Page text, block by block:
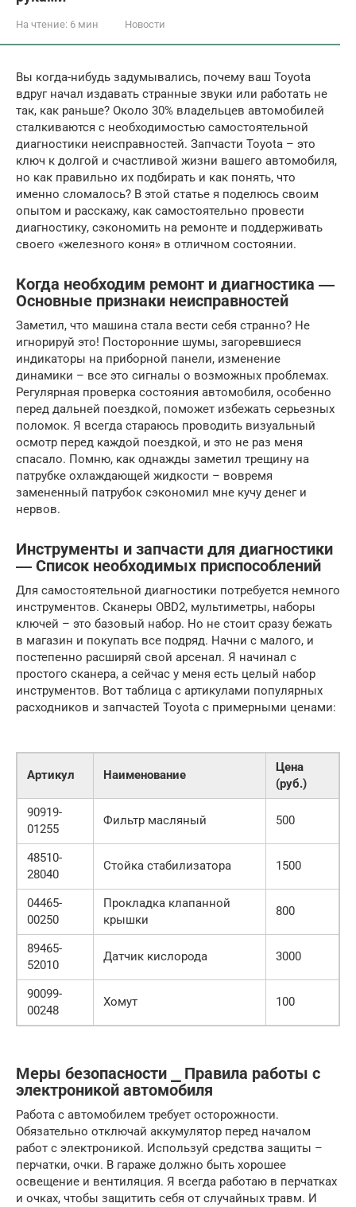
На чтение: 6 мин Новости
Вы когда-нибудь задумывались, почему ваш Toyota
вдруг начал издавать странные звуки или работать не
так, как раньше? Около 30% владельцев автомобилей
сталкиваются с необходимостью самостоятельной
диагностики неисправностей. Запчасти Toyota – это
ключ к долгой и счастливой жизни вашего автомобиля,
но как правильно их подбирать и как понять, что
именно сломалось? В этой статье я поделюсь своим
опытом и расскажу, как самостоятельно провести
диагностику, сэкономить на ремонте и поддерживать
своего «железного коня» в отличном состоянии.
Когда необходим ремонт и диагностика ―
Основные признаки неисправностей
Заметил, что машина стала вести себя странно? Не
игнорируй это! Посторонние шумы, загоревшиеся
индикаторы на приборной панели, изменение
динамики – все это сигналы о возможных проблемах.
Регулярная проверка состояния автомобиля, особенно
перед дальней поездкой, поможет избежать серьезных
поломок. Я всегда стараюсь проводить визуальный
осмотр перед каждой поездкой, и это не раз меня
спасало. Помню, как однажды заметил трещину на
патрубке охлаждающей жидкости – вовремя
замененный патрубок сэкономил мне кучу денег и
нервов.
Инструменты и запчасти для диагностики
― Список необходимых приспособлений
Для самостоятельной диагностики потребуется немного
инструментов. Сканеры OBD2, мультиметры, наборы
ключей – это базовый набор. Но не стоит сразу бежать
в магазин и покупать все подряд. Начни с малого, и
постепенно расширяй свой арсенал. Я начинал с
простого сканера, а сейчас у меня есть целый набор
инструментов. Вот таблица с артикулами популярных
расходников и запчастей Toyota с примерными ценами:
Артикул Наименование
Цена
(руб.)
90919-
01255
Фильтр масляный 500
48510-
28040
Стойка стабилизатора 1500
04465-
00250
Прокладка клапанной
крышки
800
89465-
52010
Датчик кислорода 3000
90099-
00248
Хомут 100
Меры безопасности ⎯ Правила работы с
электроникой автомобиля
Работа с автомобилем требует осторожности.
Обязательно отключай аккумулятор перед началом
работ с электроникой. Используй средства защиты –
перчатки, очки. В гараже должно быть хорошее
освещение и вентиляция. Я всегда работаю в перчатках
и очках, чтобы защитить себя от случайных травм. И